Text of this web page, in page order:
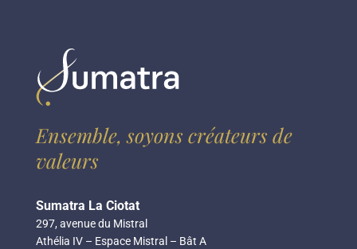
Ensemble, soyons créateurs de
valeurs
Sumatra La Ciotat
297, avenue du Mistral
Athélia IV – Espace Mistral – Bât A